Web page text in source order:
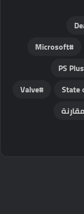
Microsoft
PS Plus
State
Valve
مقارنة